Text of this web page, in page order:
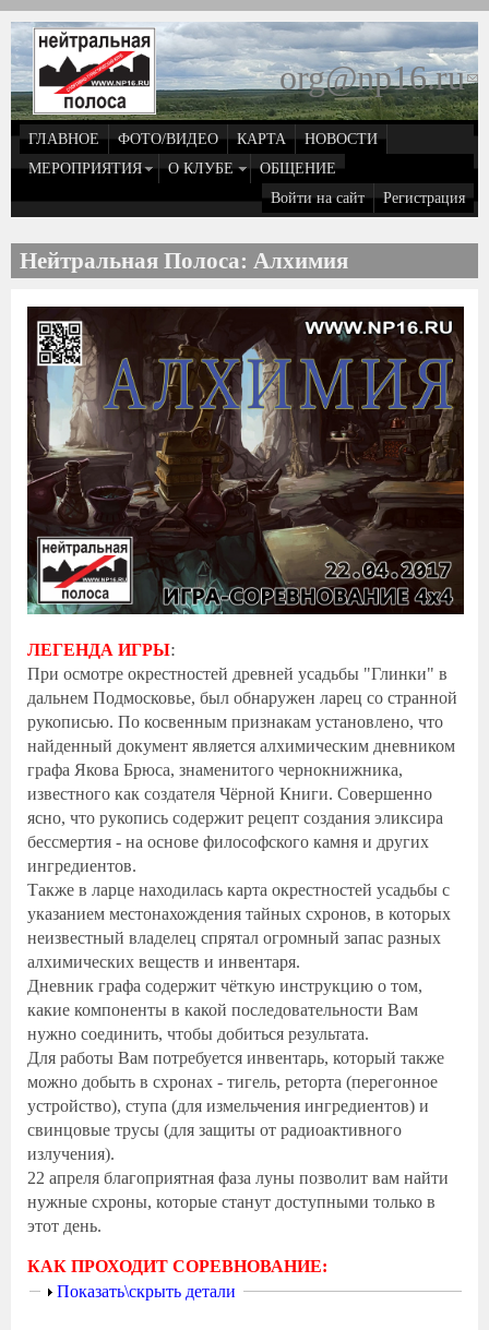
Перейти к основному содержанию
org@np16.ru
ГЛАВНОЕ ФОТО/ВИДЕО КАРТА
НОВОСТИ
МЕРОПРИЯТИЯ
О КЛУБЕ
ОБЩЕНИЕ
Войти на сайт
Регистрация
Нейтральная Полоса: Алхимия
ЛЕГЕНДА ИГРЫ:
При осмотре окрестностей древней усадьбы "Глинки" в
дальнем Подмосковье, был обнаружен ларец со странной
рукописью. По косвенным признакам установлено, что
найденный документ является алхимическим дневником
графа Якова Брюса, знаменитого чернокнижника,
известного как создателя Чёрной Книги. Совершенно
ясно, что рукопись содержит рецепт создания эликсира
бессмертия - на основе философского камня и других
ингредиентов.
Также в ларце находилась карта окрестностей усадьбы с
указанием местонахождения тайных схронов, в которых
неизвестный владелец спрятал огромный запас разных
алхимических веществ и инвентаря.
Дневник графа содержит чёткую инструкцию о том,
какие компоненты в какой последовательности Вам
нужно соединить, чтобы добиться результата.
Для работы Вам потребуется инвентарь, который также
можно добыть в схронах - тигель, реторта (перегонное
устройство), ступа (для измельчения ингредиентов) и
свинцовые трусы (для защиты от радиоактивного
излучения).
22 апреля благоприятная фаза луны позволит вам найти
нужные схроны, которые станут доступными только в
этот день.
КАК ПРОХОДИТ СОРЕВНОВАНИЕ:
Показать
Показать\скрыть детали